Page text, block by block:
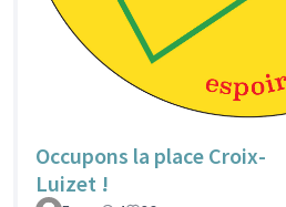
Occupons la place Croix-
Luizet !